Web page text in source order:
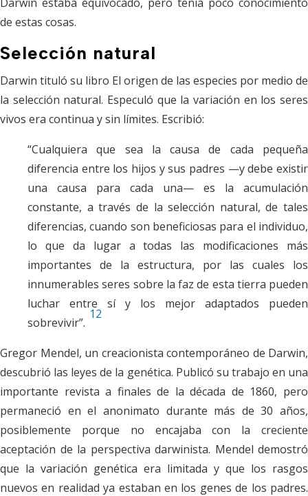
de estas cosas.
Selección natural
Darwin tituló su libro El origen de las especies por medio de
la selección natural. Especuló que la variación en los seres
vivos era continua y sin límites. Escribió:
“Cualquiera que sea la causa de cada pequeña
diferencia entre los hijos y sus padres —y debe existir
una causa para cada una— es la acumulación
constante, a través de la selección natural, de tales
diferencias, cuando son beneficiosas para el individuo,
lo que da lugar a todas las modificaciones más
importantes de la estructura, por las cuales los
innumerables seres sobre la faz de esta tierra pueden
luchar entre sí y los mejor adaptados pueden
sobrevivir”.
12
Gregor Mendel, un creacionista contemporáneo de Darwin,
descubrió las leyes de la genética. Publicó su trabajo en una
importante revista a finales de la década de 1860, pero
permaneció en el anonimato durante más de 30 años,
posiblemente porque no encajaba con la creciente
aceptación de la perspectiva darwinista. Mendel demostró
que la variación genética era limitada y que los rasgos
nuevos en realidad ya estaban en los genes de los padres.